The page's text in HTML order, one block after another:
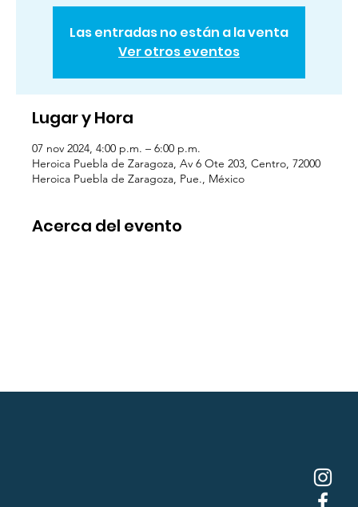
Las entradas no están a la venta
Ver otros eventos
Lugar y Hora
07 nov 2024, 4:00 p.m. – 6:00 p.m.
Heroica Puebla de Zaragoza, Av 6 Ote 203, Centro, 72000
Heroica Puebla de Zaragoza, Pue., México
Acerca del evento